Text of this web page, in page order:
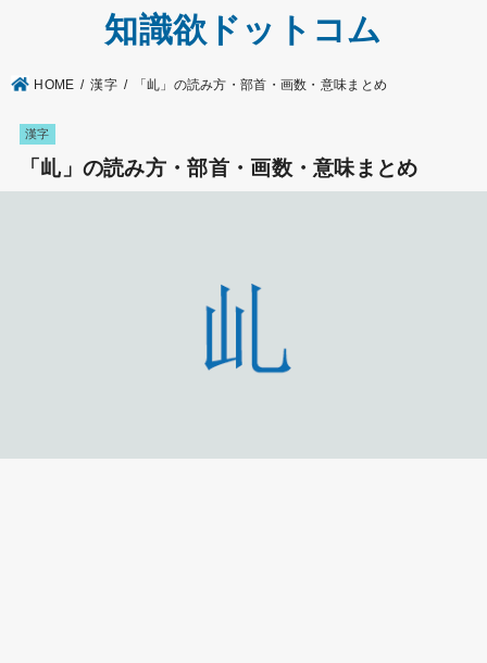
知識欲ドットコム
HOME 漢字 「乢」の読み方・部首・画数・意味まとめ
漢字
「乢」の読み方・部首・画数・意味まとめ